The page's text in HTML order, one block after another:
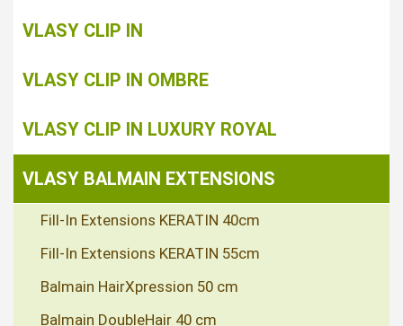
VLASY CLIP IN
VLASY CLIP IN OMBRE
VLASY CLIP IN LUXURY ROYAL
VLASY BALMAIN EXTENSIONS
Fill-In Extensions KERATIN 40cm
Fill-In Extensions KERATIN 55cm
Balmain HairXpression 50 cm
Balmain DoubleHair 40 cm